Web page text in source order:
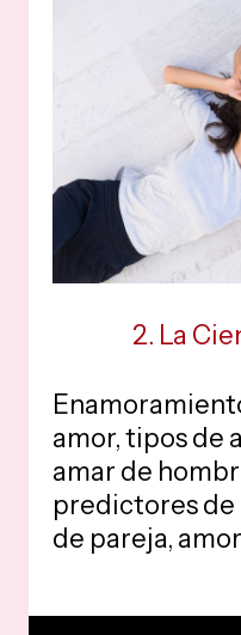
2. La
amor, tipos de
amar de
predictores de
de pareja,